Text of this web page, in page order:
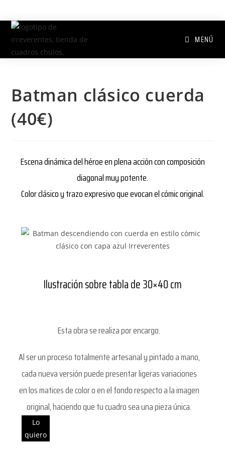
MENÚ
Batman clásico cuerda
(40€)
Escena dinámica del héroe en plena acción con composición
diagonal muy potente.
Color clásico y trazo expresivo que evocan el cómic original.
Ilustración sobre tabla de 30×40 cm
Esta obra se realiza por encargo.
Al ser un proceso totalmente artesanal y pintado a mano,
cada nueva versión puede presentar ligeras variaciones
en los matices de color o en el fondo respecto a la imagen
original, haciendo que tu cuadro sea una pieza única.
Lo
quiero